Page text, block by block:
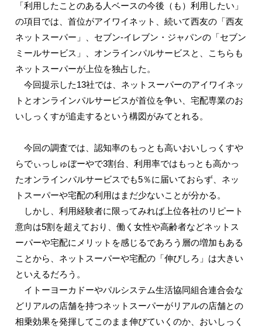
「利用したことのある人ベースの今後（も）利用したい」
の項目では、首位がアイワイネット、続いて西友の「西友
ネットスーパー」、セブン-イレブン・ジャパンの「セブン
ミールサービス」、オンラインパルサービスと、こちらも
ネットスーパーが上位を独占した。
今回提示した13社では、ネットスーパーのアイワイネッ
トとオンラインパルサービスが首位を争い、宅配専業のお
いしっくすが追走するという構図がみてとれる。
今回の調査では、認知率のもっとも高いおいしっくすや
らでぃっしゅぼーやで3割台、利用率ではもっとも高かっ
たオンラインパルサービスでも5％に届いておらず、ネッ
トスーパーや宅配の利用はまだ少ないことが分かる。
しかし、利用経験者に限ってみれば上位各社のリピート
意向は5割を超えており、働く女性や高齢者などネットス
ーパーや宅配にメリットを感じるであろう層の増加もある
ことから、ネットスーパーや宅配の「伸びしろ」は大きい
といえるだろう。
イトーヨーカドーやパルシステム生活協同組合連合会な
どリアルの店舗を持つネットスーパーがリアルの店舗との
相乗効果を発揮してこのまま伸びていくのか、おいしっく